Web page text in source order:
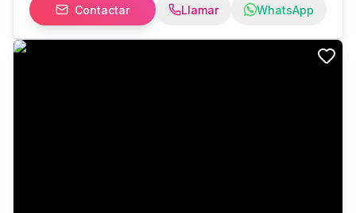
del taller de bomberos del INS
Contactar Llamar WhatsApp